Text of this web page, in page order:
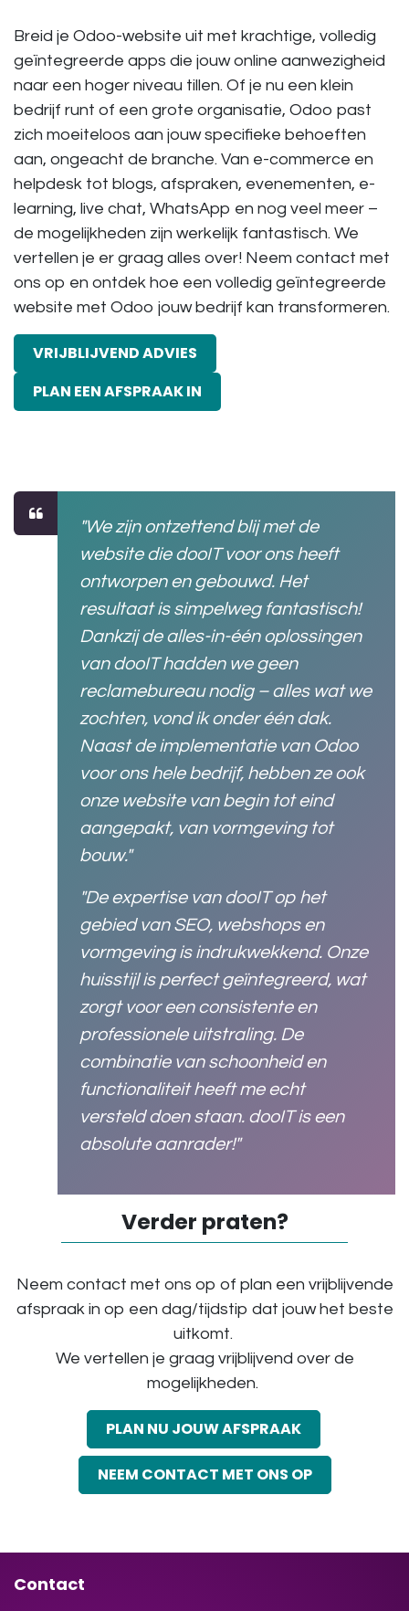
Breid je Odoo-website uit met krachtige, volledig
geïntegreerde apps die jouw online aanwezigheid
naar een hoger niveau tillen. Of je nu een klein
bedrijf runt of een grote organisatie, Odoo past
zich moeiteloos aan jouw specifieke behoeften
aan, ongeacht de branche. Van e-commerce en
helpdesk tot blogs, afspraken, evenementen, e-
learning, live chat, WhatsApp en nog veel meer –
de mogelijkheden zijn werkelijk fantastisch. We
vertellen je er graag alles over! Neem contact met
ons op en ontdek hoe een volledig geïntegreerde
website met Odoo jouw bedrijf kan transformeren.
VRIJBLIJVEND ADVIES
PLAN EEN AFSPRAAK IN
"We zijn ontzettend blij met de
website die dooIT voor ons heeft
ontworpen en gebouwd. Het
resultaat is simpelweg fantastisch!
Dankzij de alles-in-één oplossingen
van dooIT hadden we geen
reclamebureau nodig – alles wat we
zochten, vond ik onder één dak.
Naast de implementatie van Odoo
voor ons hele bedrijf, hebben ze ook
onze website van begin tot eind
aangepakt, van vormgeving tot
bouw."
"De expertise van dooIT op het
gebied van SEO, webshops en
vormgeving is indrukwekkend. Onze
huisstijl is perfect geïntegreerd, wat
zorgt voor een consistente en
professionele uitstraling. De
combinatie van schoonheid en
functionaliteit heeft me echt
versteld doen staan. dooIT is een
absolute aanrader!"
Verder praten?
Neem contact met ons op of plan een vrijblijvende
afspraak in op een dag/tijdstip dat jouw het beste
uitkomt.
We vertellen je graag vrijblijvend over de
mogelijkheden.
PLAN NU JOUW AFSPRAAK
NEEM CONTACT MET ONS OP
Contact